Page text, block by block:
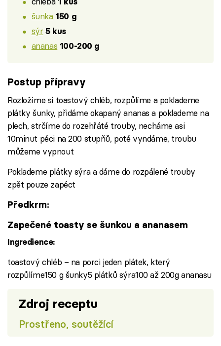
šunka 150 g
sýr 5 kus
ananas 100-200 g
Postup přípravy
Rozložíme si toastový chléb, rozpůlíme a poklademe
plátky šunky, přidáme okapaný ananas a poklademe na
plech, strčíme do rozehřáté trouby, necháme asi
10minut péci na 200 stupňů, poté vyndáme, troubu
můžeme vypnout
Poklademe plátky sýra a dáme do rozpálené trouby
zpět pouze zapéct
Předkrm:
Zapečené toasty se šunkou a ananasem
Ingredience:
toastový chléb – na porci jeden plátek, který
rozpůlíme150 g šunky5 plátků sýra100 až 200g ananasu
Zdroj receptu
Prostřeno, soutěžící